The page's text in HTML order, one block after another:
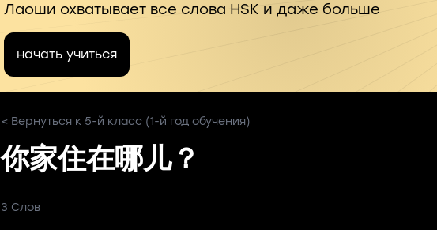
Лаоши охватывает все слова HSK и даже больше
начать учиться
< Вернуться к 5-й класс (1-й год обучения)
你家住在哪儿？
3 Слов